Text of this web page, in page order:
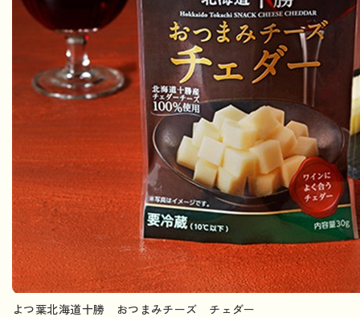
よつ葉北海道十勝 おつまみチーズ チェダー